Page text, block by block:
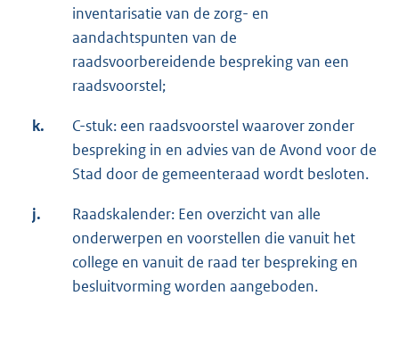
inventarisatie van de zorg- en
aandachtspunten van de
raadsvoorbereidende bespreking van een
raadsvoorstel;
k.
C-stuk: een raadsvoorstel waarover zonder
bespreking in en advies van de Avond voor de
Stad door de gemeenteraad wordt besloten.
j.
Raadskalender: Een overzicht van alle
onderwerpen en voorstellen die vanuit het
college en vanuit de raad ter bespreking en
besluitvorming worden aangeboden.